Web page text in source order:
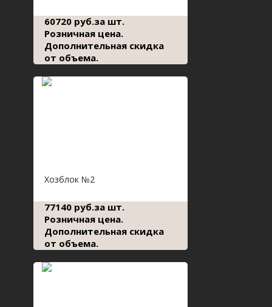
60720 руб.за шт.
Розничная цена.
Дополнительная скидка
от объема.
Хозблок №2
77140 руб.за шт.
Розничная цена.
Дополнительная скидка
от объема.